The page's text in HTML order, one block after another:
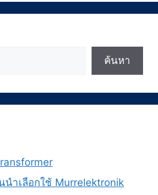
ค้นหา
นำเลือกใช้ Murrelektronik